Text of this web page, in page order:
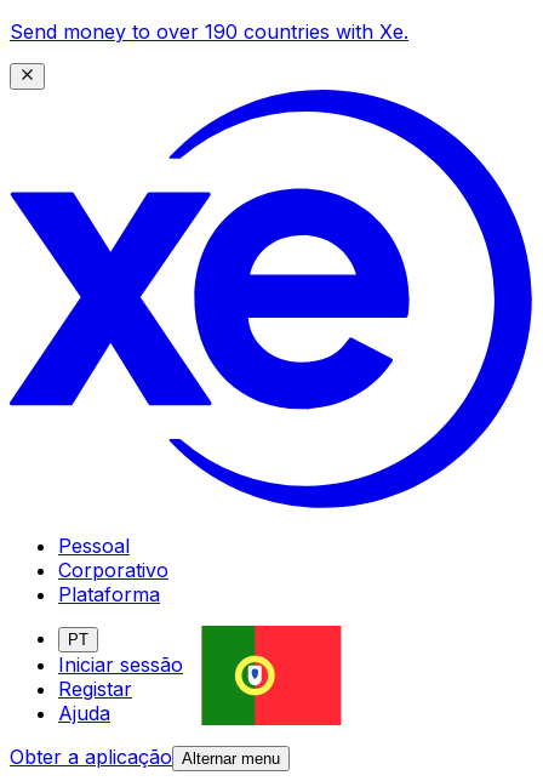
Send money to over 190 countries with Xe.
Pessoal
Corporativo
Plataforma
PT
Iniciar sessão
Registar
Ajuda
Obter a aplicação Alternar menu